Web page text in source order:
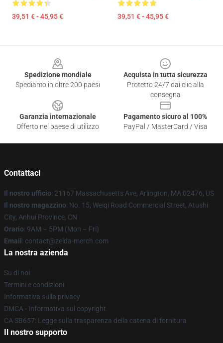
39,51 € - 45,95 € 39,51 € - 45,95 €
Spedizione mondiale
Spediamo in oltre 200 paesi
Acquista in tutta sicurezza
Protetto 24/7 dai clic alla
consegna
Garanzia internazionale
Offerto nel paese di utilizzo
Pagamento sicuro al 100%
PayPal / MasterCard / Visa
Contattaci
Il nostro ufficio: 21167 Massachusetts Ave, Arlington, MA 02476, US
Il nostro magazzino: No. 15, Weiqi Road Commercial Street, Atushi
City, Anhui Province, CN
Orario: 9AM – 5PM (Mon – Fri)
Email : contact@zelda-merch.com
La nostra azienda
Su di noi
Termini e condizioni
Informativa sulla privacy
DMCA - Informativa sul copyright
CA SB657: Legge sulla trasparenza della catena di fornitura
Il nostro supporto